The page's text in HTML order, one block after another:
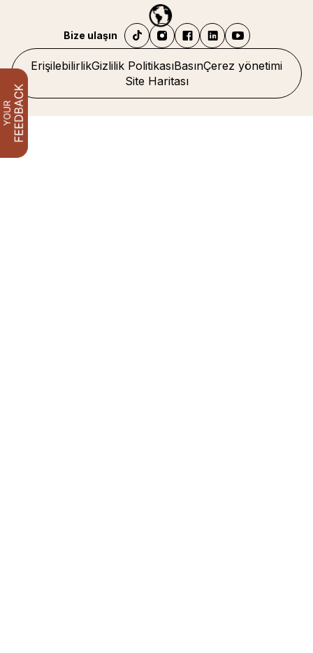
ErişilebilirlikGizlilik PolitikasıBasınÇerez yönetimi
Site Haritası
Bize ulaşın